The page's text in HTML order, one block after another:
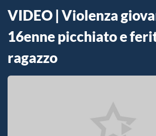
VIDEO | Violenza
16enne picchiato e
ragazzo